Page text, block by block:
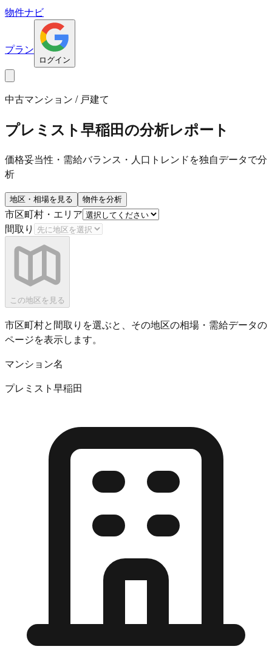
物件ナビ
プラン
ログイン
中古マンション / 戸建て
プレミスト早稲田の分析レポート
価格妥当性・需給バランス・人口トレンドを独自データで分
析
地区・相場を見る 物件を分析
市区町村・エリア
間取り
この地区を見る
市区町村と間取りを選ぶと、その地区の相場・需給データの
ページを表示します。
マンション名
プレミスト早稲田